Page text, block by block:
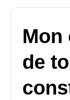
Mon
de